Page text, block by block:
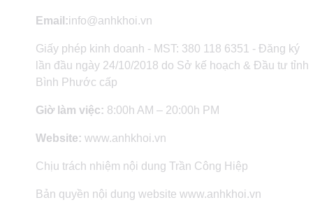
Email:info@anhkhoi.vn
Giấy phép kinh doanh - MST: 380 118 6351 - Đăng ký
lần đầu ngày 24/10/2018 do Sở kế hoạch & Đầu tư tỉnh
Bình Phước cấp
Giờ làm việc: 8:00h AM – 20:00h PM
Website: www.anhkhoi.vn
Chịu trách nhiệm nội dung Trần Công Hiệp
Bản quyền nội dung website www.anhkhoi.vn